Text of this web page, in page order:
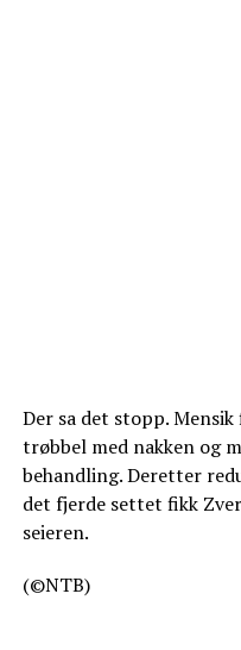
Der sa det stopp.
trøbbel med nakken og
behandling. Deretter
det fjerde settet fikk
seieren.
(©NTB)